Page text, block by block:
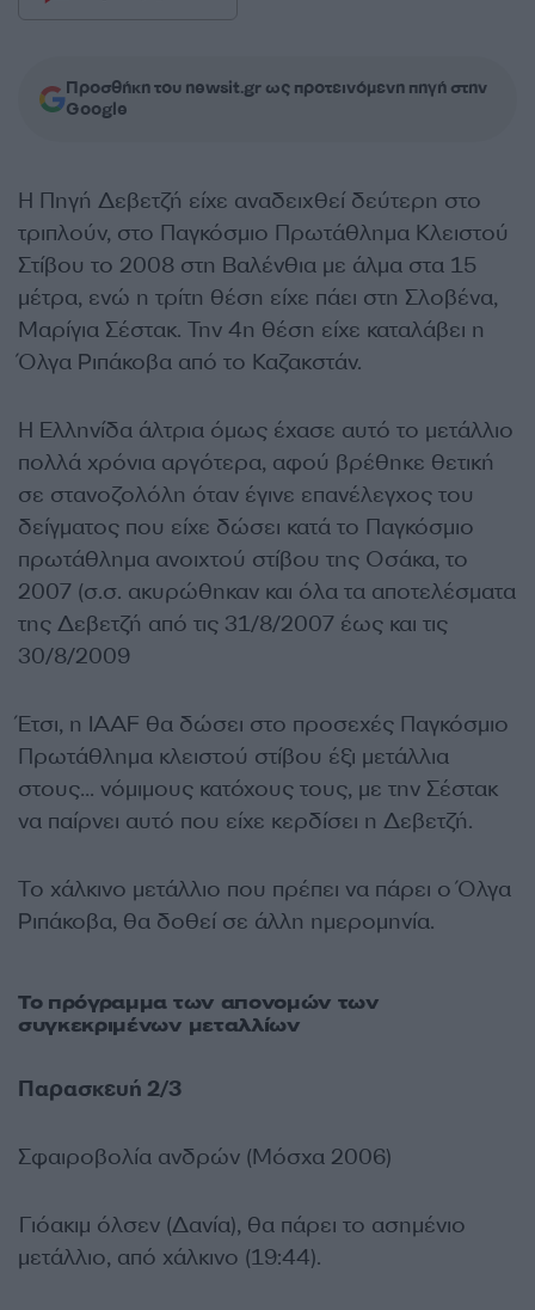
Προσθήκη του newsit.gr ως προτεινόμενη πηγή στην
Google
Η Πηγή Δεβετζή είχε αναδειχθεί δεύτερη στο
τριπλούν, στο Παγκόσμιο Πρωτάθλημα Κλειστού
Στίβου το 2008 στη Βαλένθια με άλμα στα 15
μέτρα, ενώ η τρίτη θέση είχε πάει στη Σλοβένα,
Μαρίγια Σέστακ. Την 4η θέση είχε καταλάβει η
Όλγα Ριπάκοβα από το Καζακστάν.
Η Ελληνίδα άλτρια όμως έχασε αυτό το μετάλλιο
πολλά χρόνια αργότερα, αφού βρέθηκε θετική
σε στανοζολόλη όταν έγινε επανέλεγχος του
δείγματος που είχε δώσει κατά το Παγκόσμιο
πρωτάθλημα ανοιχτού στίβου της Οσάκα, το
2007 (σ.σ. ακυρώθηκαν και όλα τα αποτελέσματα
της Δεβετζή από τις 31/8/2007 έως και τις
30/8/2009
Έτσι, η IAAF θα δώσει στο προσεχές Παγκόσμιο
Πρωτάθλημα κλειστού στίβου έξι μετάλλια
στους… νόμιμους κατόχους τους, με την Σέστακ
να παίρνει αυτό που είχε κερδίσει η Δεβετζή.
Το χάλκινο μετάλλιο που πρέπει να πάρει ο Όλγα
Ριπάκοβα, θα δοθεί σε άλλη ημερομηνία.
Το πρόγραμμα των απονομών των
συγκεκριμένων μεταλλίων
Παρασκευή 2/3
Σφαιροβολία ανδρών (Μόσχα 2006)
Γιόακιμ όλσεν (Δανία), θα πάρει το ασημένιο
μετάλλιο, από χάλκινο (19:44).